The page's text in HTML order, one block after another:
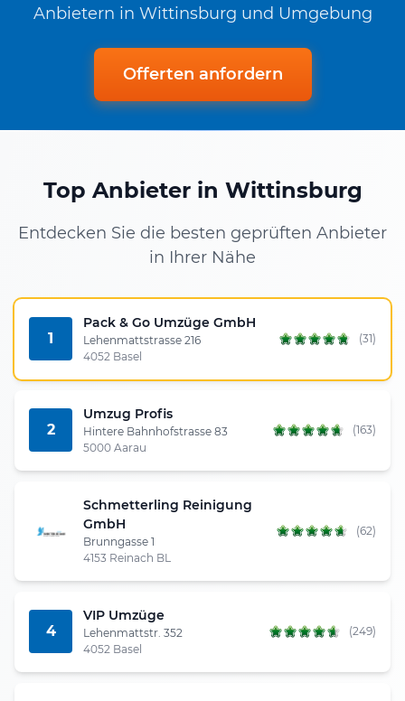
Anbietern in Wittinsburg und Umgebung
Offerten anfordern
Top Anbieter in Wittinsburg
Entdecken Sie die besten geprüften Anbieter
in Ihrer Nähe
1
Pack & Go Umzüge GmbH
Lehenmattstrasse 216
4052 Basel
(31)
2
Umzug Profis
Hintere Bahnhofstrasse 83
5000 Aarau
(163)
Schmetterling Reinigung
GmbH
Brunngasse 1
4153 Reinach BL
(62)
4
VIP Umzüge
Lehenmattstr. 352
4052 Basel
(249)